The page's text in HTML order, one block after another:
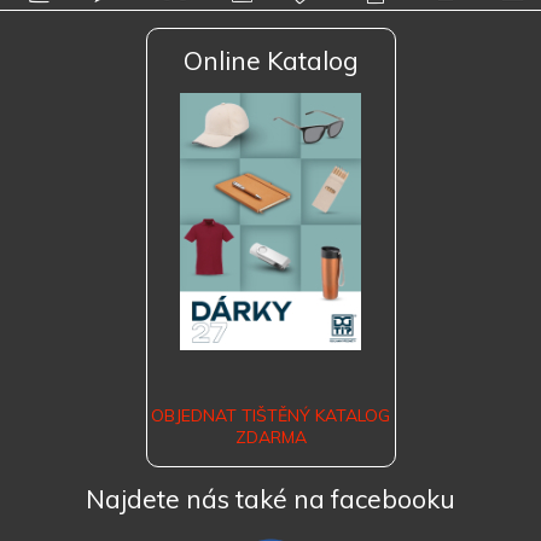
Online Katalog
OBJEDNAT TIŠTĚNÝ KATALOG
ZDARMA
Najdete nás také na facebooku